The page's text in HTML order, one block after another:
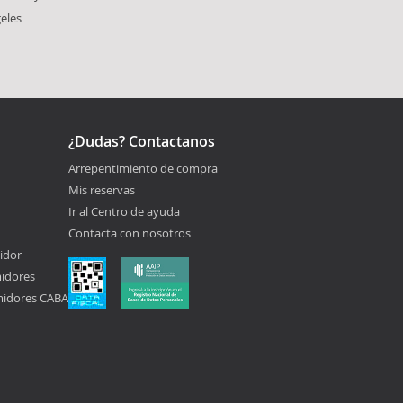
CABA
¿Dudas? Contactanos
Arrepentimiento de compra
Mis reservas
Ir al Centro de ayuda
Contacta con nosotros